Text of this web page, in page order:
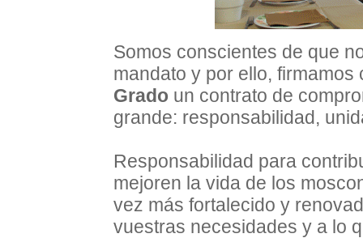
Somos conscientes de que
mandato y por ello,
Grado un contrato de
grande: responsabilidad,
Responsabilidad para
mejoren la vida de los
vez más fortalecido y
vuestras necesidades y a lo